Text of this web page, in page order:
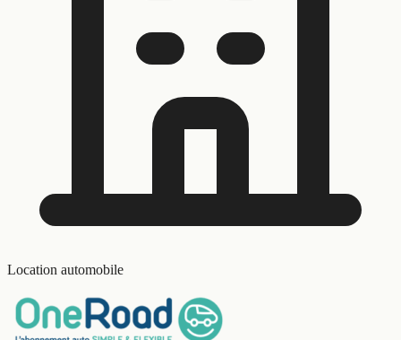
Location automobile